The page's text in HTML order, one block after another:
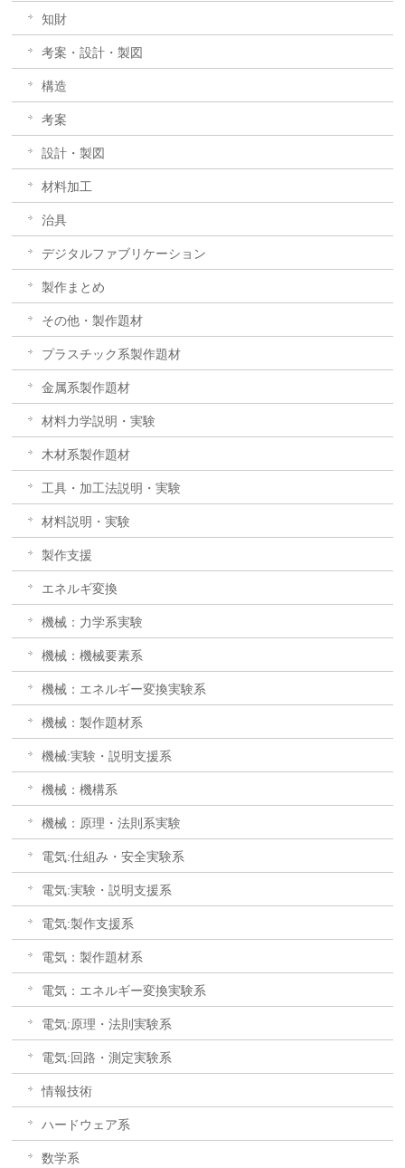
知財
考案・設計・製図
構造
考案
設計・製図
材料加工
治具
デジタルファブリケーション
製作まとめ
その他・製作題材
プラスチック系製作題材
金属系製作題材
材料力学説明・実験
木材系製作題材
工具・加工法説明・実験
材料説明・実験
製作支援
エネルギ変換
機械：力学系実験
機械：機械要素系
機械：エネルギー変換実験系
機械：製作題材系
機械:実験・説明支援系
機械：機構系
機械：原理・法則系実験
電気:仕組み・安全実験系
電気:実験・説明支援系
電気:製作支援系
電気：製作題材系
電気：エネルギー変換実験系
電気:原理・法則実験系
電気:回路・測定実験系
情報技術
ハードウェア系
数学系